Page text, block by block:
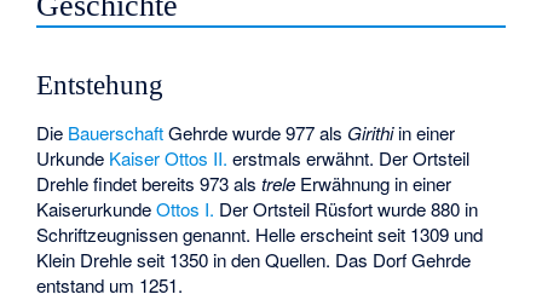
Entstehung
Die BauerschaftGehrde wurde 977 als Girithiin einer
Urkunde Kaiser Ottos II. erstmals erwähnt. Der Ortsteil
Drehle findet bereits 973 alstrele Erwähnung in einer
KaiserurkundeOttos I. Der Ortsteil Rüsfort wurde 880 in
Schriftzeugnissen genannt. Helle erscheint seit 1309 und
Klein Drehle seit 1350 in den Quellen. Das Dorf Gehrde
entstand um 1251.